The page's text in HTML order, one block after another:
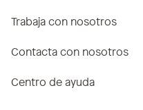
Trabaja con nosotros
Contacta con nosotros
Centro de ayuda